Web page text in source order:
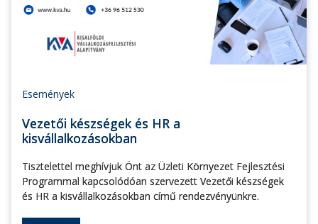
Események
Vezetői készségek és HR a
kisvállalkozásokban
Tisztelettel meghívjuk Önt az Üzleti Környezet Fejlesztési
Programmal kapcsolódóan szervezett Vezetői készségek
és HR a kisvállalkozásokban című rendezvényünkre.